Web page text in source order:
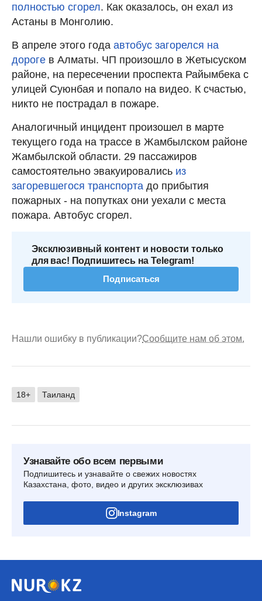
полностью сгорел. Как оказалось, он ехал из
Астаны в Монголию.
В апреле этого года автобус загорелся на
дороге в Алматы. ЧП произошло в Жетысуском
районе, на пересечении проспекта Райымбека с
улицей Суюнбая и попало на видео. К счастью,
никто не пострадал в пожаре.
Аналогичный инцидент произошел в марте
текущего года на трассе в Жамбылском районе
Жамбылской области. 29 пассажиров
самостоятельно эвакуировались из
загоревшегося транспорта до прибытия
пожарных - на попутках они уехали с места
пожара. Автобус сгорел.
Эксклюзивный контент и новости только
для вас! Подпишитесь на Telegram!
Подписаться
Нашли ошибку в публикации?Сообщите нам об этом.
18+ Таиланд
Узнавайте обо всем первыми
Подпишитесь и узнавайте о свежих новостях
Казахстана, фото, видео и других эксклюзивах
Instagram